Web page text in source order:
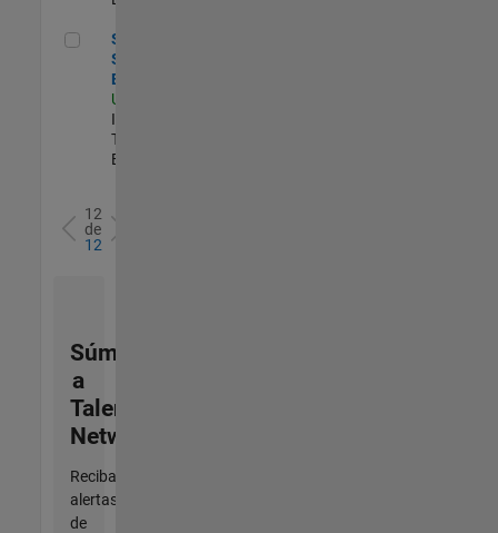
Senior Sailpoint IAM Engineer
Senior
Sailpoint IAM
Engineer
US-MA-Natick
Information
Technology |
Experimentado
12
de
12
Súmese
a
Talent
Network
Reciba
alertas
de